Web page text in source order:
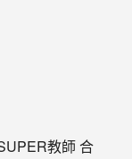
教師 合